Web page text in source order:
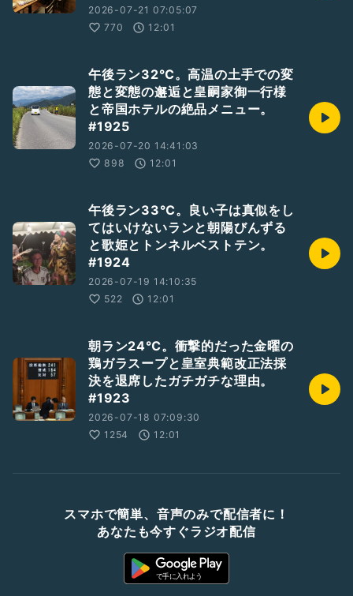
2026-07-21 07:05:07
770
12:01
午後ラン32℃。高温の土手での変
態と変態の邂逅と皇嗣家御一行様
と帝国ホテルの絶品メニュー。
#1925
2026-07-20 14:41:03
898
12:01
午後ラン33℃。良い子は真似をし
てはいけないランと朝陽びんずる
と歌姫とトンネルベストテン。
#1924
2026-07-19 14:10:35
522
12:01
朝ラン24℃。衝撃的だった金曜の
鶏ガラスープと皇室典範改正法採
決を退席したガチガチな理由。
#1923
2026-07-18 07:09:30
1254
12:01
スマホで簡単、音声のみで配信者に！
あなたも今すぐラジオ配信